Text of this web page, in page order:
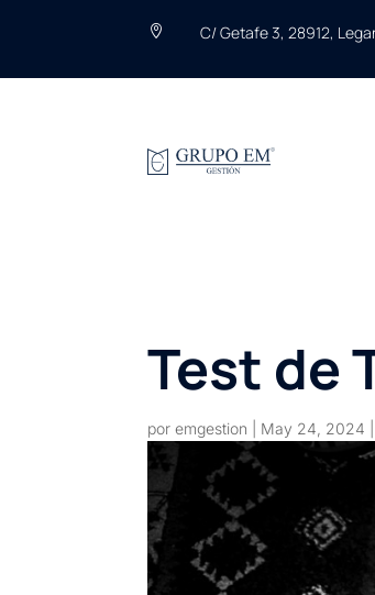
 C/ Getafe 3, 28912,
Test de
poremgestion May 24, 2024